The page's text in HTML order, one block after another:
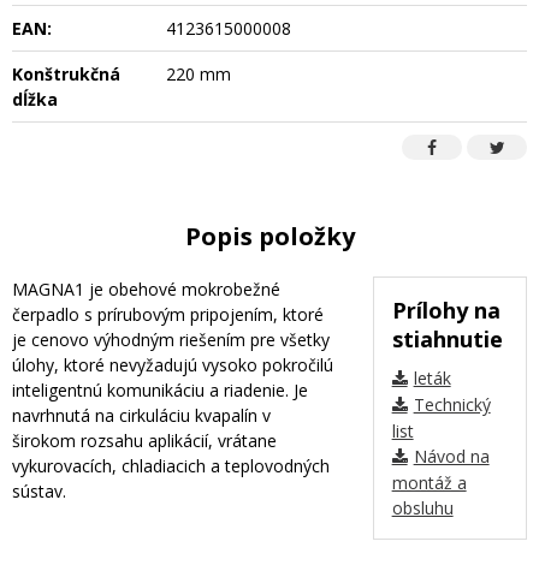
EAN:
4123615000008
Konštrukčná
dĺžka
220 mm
Popis položky
Prílohy na
stiahnutie
leták
Technický
list
Návod na
montáž a
obsluhu
MAGNA1 je obehové mokrobežné
čerpadlo s prírubovým pripojením, ktoré
je cenovo výhodným riešením pre všetky
úlohy, ktoré nevyžadujú vysoko pokročilú
inteligentnú komunikáciu a riadenie. Je
navrhnutá na cirkuláciu kvapalín v
širokom rozsahu aplikácií, vrátane
vykurovacích, chladiacich a teplovodných
sústav.